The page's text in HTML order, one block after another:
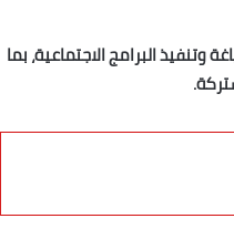
البرامج الاجتماعية، بما